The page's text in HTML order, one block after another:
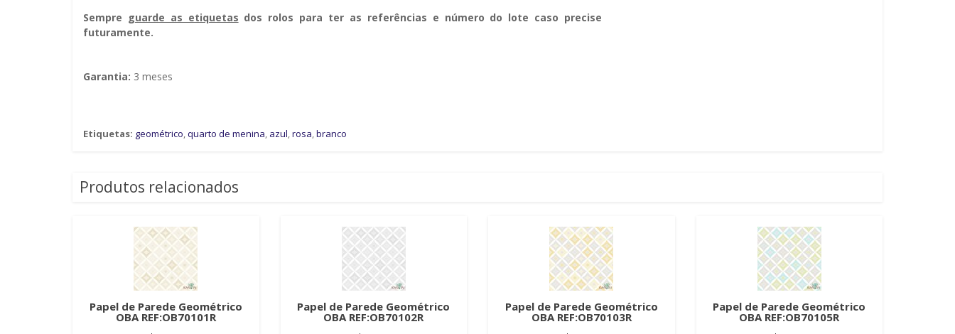
Sempre guarde as etiquetas dos rolos para ter as referências e número do lote caso precise
futuramente.
Garantia: 3 meses
Etiquetas: geométrico,quarto de menina, azul,rosa,branco
Produtos relacionados
Papel de Parede Geométrico
OBA REF:OB70101R
Papel de Parede Geométrico
OBA REF:OB70102R
Papel de Parede Geométrico
OBA REF:OB70103R
Papel de Parede Geométrico
OBA REF:OB70105R